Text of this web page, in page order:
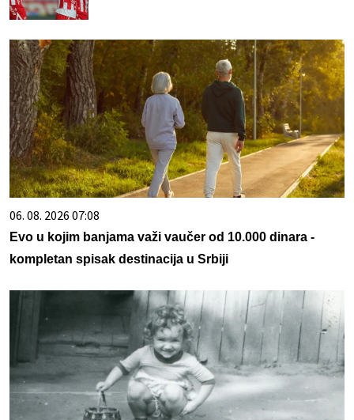
06. 08. 2026 07:08
Evo u kojim banjama važi vaučer od 10.000 dinara -
kompletan spisak destinacija u Srbiji